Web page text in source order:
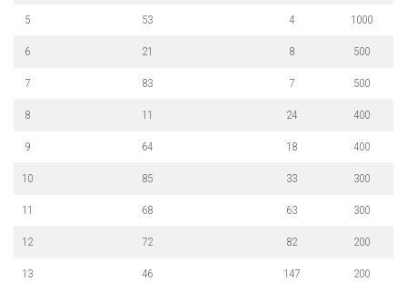
5 53 4 1000
6 21 8 500
7 83 7 500
8 11 24 400
9 64 18 400
10 85 33 300
11 68 63 300
12 72 82 200
13 46 147 200